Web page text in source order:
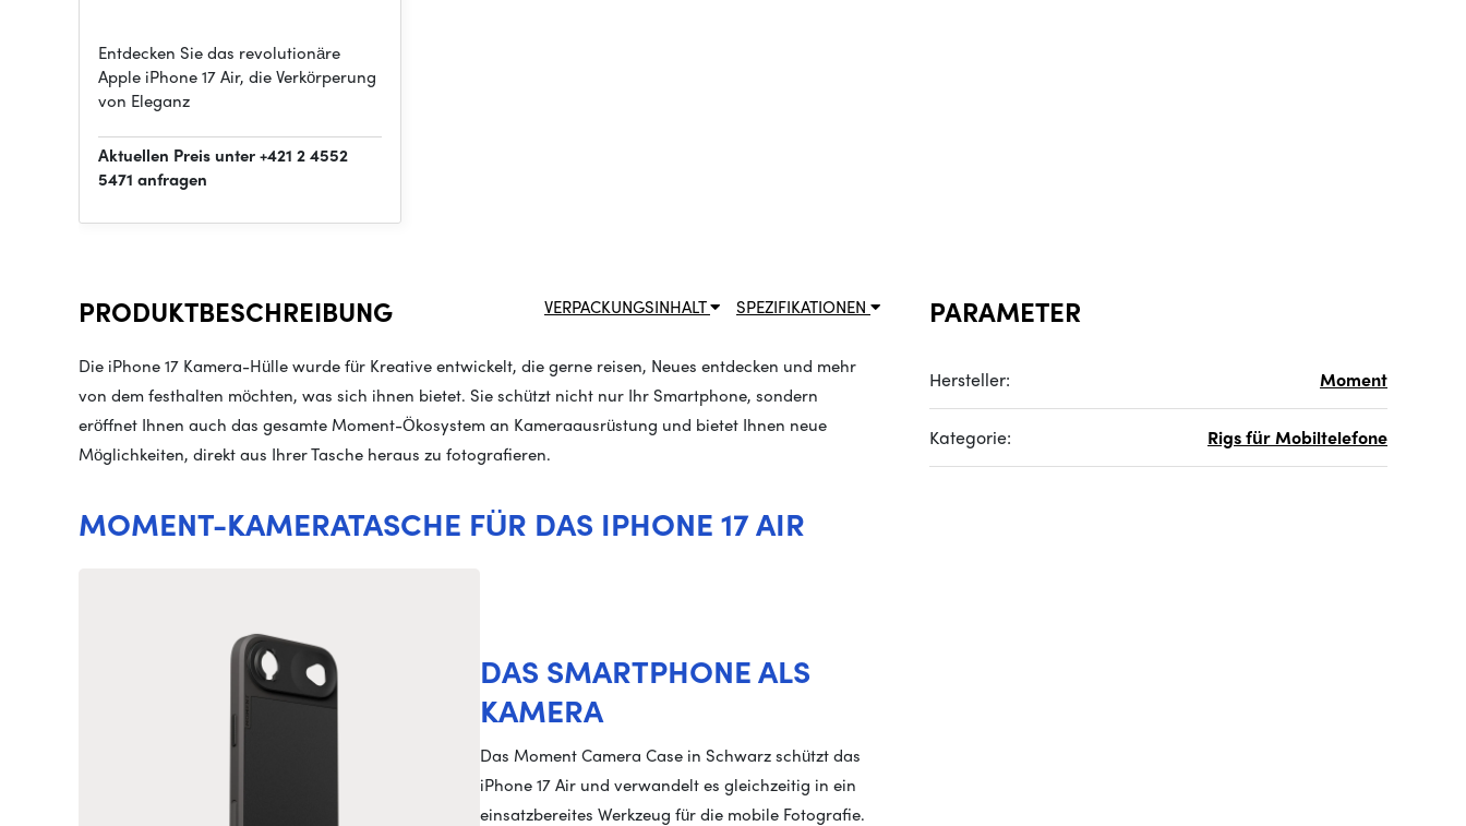
Entdecken Sie das revolutionäre
Apple iPhone 17 Air, die Verkörperung
von Eleganz
Aktuellen Preis unter +421 2 4552
5471 anfragen
SPEZIFIKATIONEN
VERPACKUNGSINHALT
PRODUKTBESCHREIBUNG
Die iPhone 17 Kamera-Hülle wurde für Kreative entwickelt, die gerne reisen, Neues entdecken und mehr
von dem festhalten möchten, was sich ihnen bietet. Sie schützt nicht nur Ihr Smartphone, sondern
eröffnet Ihnen auch das gesamte Moment-Ökosystem an Kameraausrüstung und bietet Ihnen neue
Möglichkeiten, direkt aus Ihrer Tasche heraus zu fotografieren.
MOMENT-KAMERATASCHE FÜR DAS IPHONE 17 AIR
DAS SMARTPHONE ALS
KAMERA
Das Moment Camera Case in Schwarz schützt das
iPhone 17 Air und verwandelt es gleichzeitig in ein
einsatzbereites Werkzeug für die mobile Fotografie.
PARAMETER
Hersteller: Moment
Kategorie: Rigs für Mobiltelefone